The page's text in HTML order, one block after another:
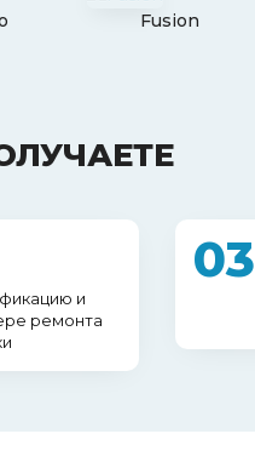
Fusion
и
ремонта
03